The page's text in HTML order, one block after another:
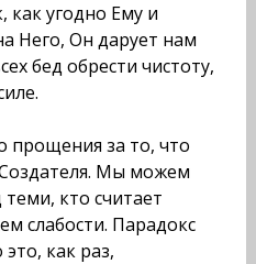
как угодно Ему и
Него, Он дарует нам
бед обрести чистоту,
прощения за то, что
Мы можем
кто считает
слабости. Пара­докс
как раз,